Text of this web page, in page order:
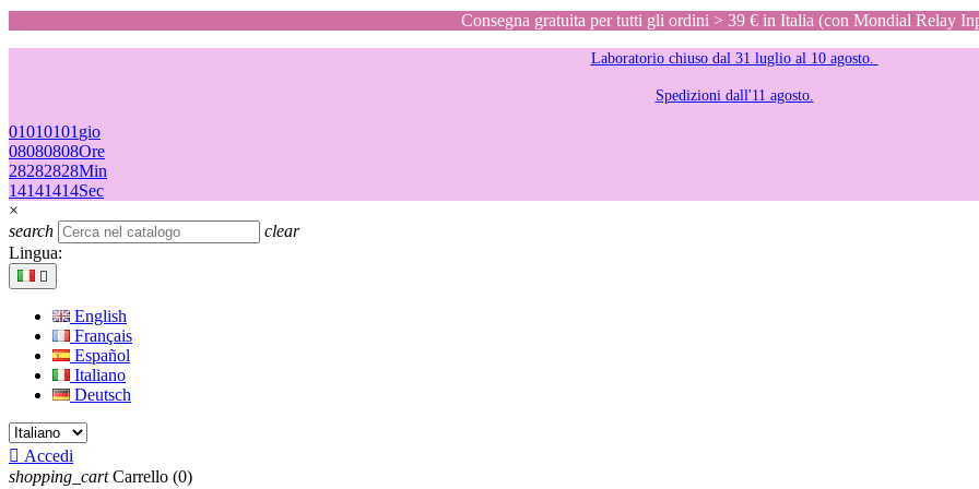
Consegna gratuita per tutti gli ordini > 39 € in Italia (con Mondial Relay
Laboratorio chiuso dal 31 luglio al 10 agosto.
Spedizioni dall'11 agosto.
01010101 gio
08080808Ore
28282828Min
14141414Sec
×
search
clear
Lingua:

English
Français
Español
Italiano
Deutsch
 Accedi
shopping_cart Carrello (0)